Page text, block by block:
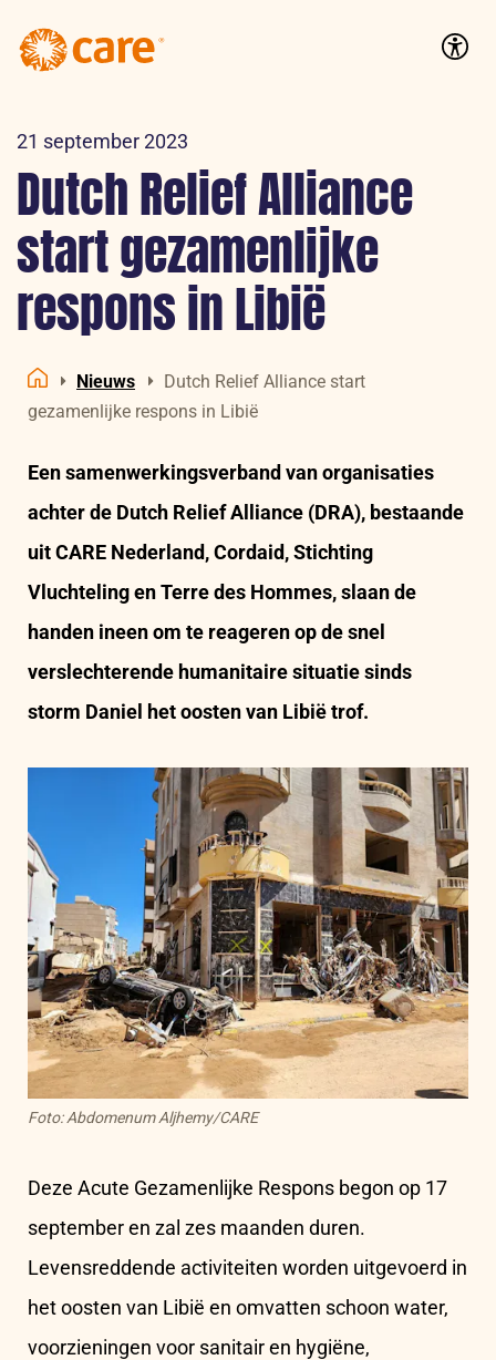
21 september 2023
Dutch Relief Alliance
start gezamenlijke
respons in Libië
Home
Nieuws
Dutch Relief Alliance start
gezamenlijke respons in Libië
Een samenwerkingsverband van organisaties
achter de Dutch Relief Alliance (DRA), bestaande
uit CARE Nederland, Cordaid, Stichting
Vluchteling en Terre des Hommes, slaan de
handen ineen om te reageren op de snel
verslechterende humanitaire situatie sinds
storm Daniel het oosten van Libië trof.
Foto: Abdomenum Aljhemy/CARE
Deze Acute Gezamenlijke Respons begon op 17
september en zal zes maanden duren.
Levensreddende activiteiten worden uitgevoerd in
het oosten van Libië en omvatten schoon water,
voorzieningen voor sanitair en hygiëne,